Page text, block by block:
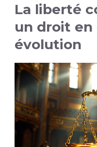
La liberté
un droit
évolution